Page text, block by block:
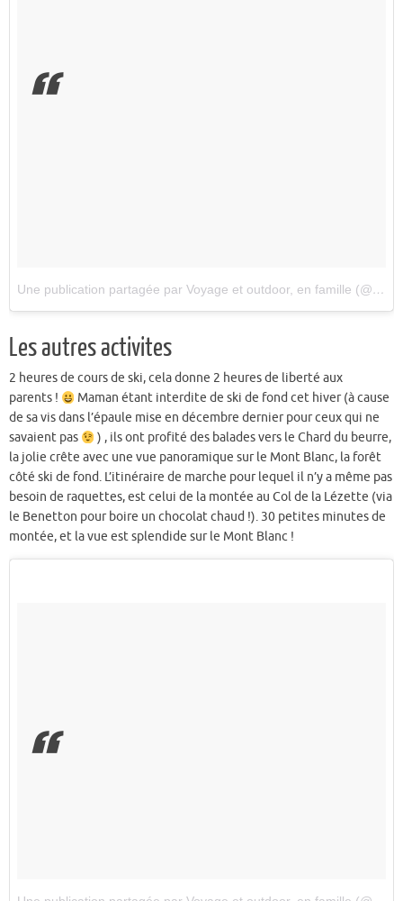
Une publication partagée par Voyage et outdoor, en famille (@arthur_et_thibaut)
Les autres activites
2 heures de cours de ski, cela donne 2 heures de liberté aux
parents !
Maman étant interdite de ski de fond cet hiver (à cause
de sa vis dans l’épaule mise en décembre dernier pour ceux qui ne
savaient pas
) , ils ont profité des balades vers le Chard du beurre,
la jolie crête avec une vue panoramique sur le Mont Blanc, la forêt
côté ski de fond. L’itinéraire de marche pour lequel il n’y a même pas
besoin de raquettes, est celui de la montée au Col de la Lézette (via
le Benetton pour boire un chocolat chaud !). 30 petites minutes de
montée, et la vue est splendide sur le Mont Blanc !